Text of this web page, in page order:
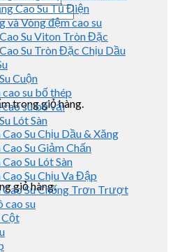
trong giỏ hàng.
giỏ hàng.
Cao Su Tủ Điện
và Vòng đệm cao su
Su Viton Tròn Đặc
Su Tròn Đặc Chịu Dầu
Cuộn
su bố thép
su bố vải
Lót Sàn
Su Chịu Dầu & Xăng
Su Giảm Chấn
Su Lót Sàn
Su Chịu Va Đập
Cao Su Chống Trơn Trượt
cao su
Cột